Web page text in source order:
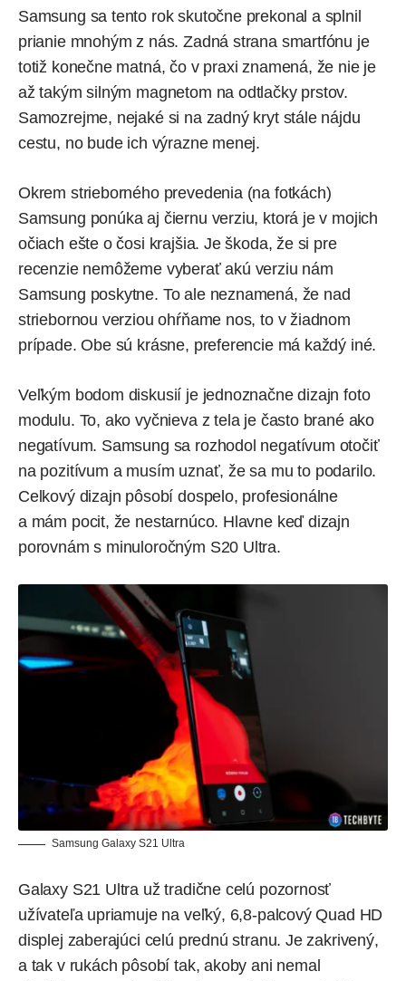
Samsung sa tento rok skutočne prekonal a splnil
prianie mnohým z nás. Zadná strana smartfónu je
totiž konečne matná, čo v praxi znamená, že nie je
až takým silným magnetom na odtlačky prstov.
Samozrejme, nejaké si na zadný kryt stále nájdu
cestu, no bude ich výrazne menej.
Okrem strieborného prevedenia (na fotkách)
Samsung ponúka aj čiernu verziu, ktorá je v mojich
očiach ešte o čosi krajšia. Je škoda, že si pre
recenzie nemôžeme vyberať akú verziu nám
Samsung poskytne. To ale neznamená, že nad
striebornou verziou ohŕňame nos, to v žiadnom
prípade. Obe sú krásne, preferencie má každý iné.
Veľkým bodom diskusií je jednoznačne dizajn foto
modulu. To, ako vyčnieva z tela je často brané ako
negatívum. Samsung sa rozhodol negatívum otočiť
na pozitívum a musím uznať, že sa mu to podarilo.
Celkový dizajn pôsobí dospelo, profesionálne
a mám pocit, že nestarnúco. Hlavne keď dizajn
porovnám s minuloročným S20 Ultra.
Samsung Galaxy S21 Ultra
Galaxy S21 Ultra už tradične celú pozornosť
užívateľa upriamuje na veľký, 6,8-palcový Quad HD
displej zaberajúci celú prednú stranu. Je zakrivený,
a tak v rukách pôsobí tak, akoby ani nemal